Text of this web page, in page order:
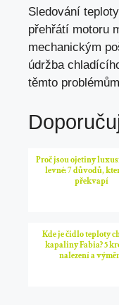
Sledování
přehřátí motoru
mechanickým
údržba
těmto
Proč jsou ojetiny
levné: 7 důvodů,
překvapí
Kde je čidlo teploty
kapaliny Fabia? 5
nalezení a